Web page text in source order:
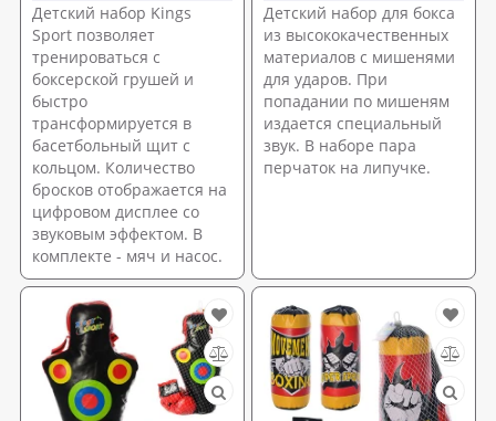
Детский набор Kings
Sport позволяет
тренироваться с
боксерской грушей и
быстро
трансформируется в
басетбольный щит с
кольцом. Количество
бросков отображается на
цифровом дисплее со
звуковым эффектом. В
комплекте - мяч и насос.
Детский набор для бокса
из высококачественных
материалов с мишенями
для ударов. При
попадании по мишеням
издается специальный
звук. В наборе пара
перчаток на липучке.